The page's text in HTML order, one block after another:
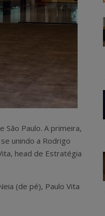
São Paulo. A primeira,
unindo a Rodrigo
head de Estratégia
(de pé), Paulo Vita